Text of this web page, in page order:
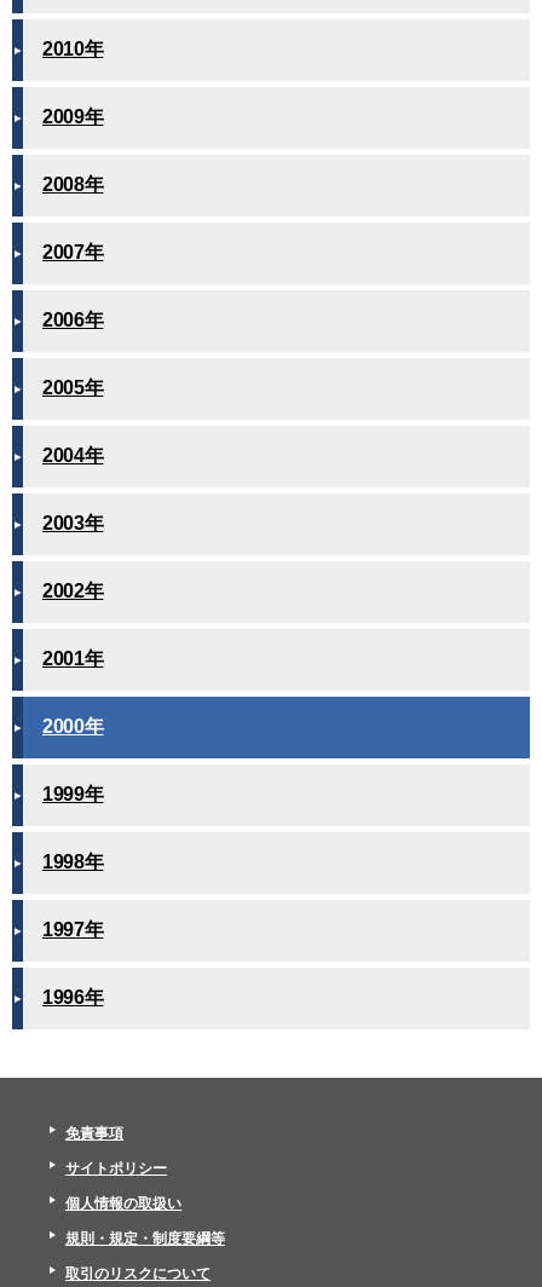
2010年
2009年
2008年
2007年
2006年
2005年
2004年
2003年
2002年
2001年
2000年
1999年
1998年
1997年
1996年
免責事項
サイトポリシー
個人情報の取扱い
規則・規定・制度要綱等
取引のリスクについて